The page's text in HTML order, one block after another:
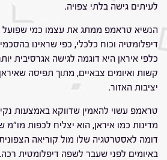
לעיתים גישה בלתי צפויה.
הנשיא טראמפ ממתג את עצמו כמי
דיפלומטיה וכוח כלכלי, כפי שראינו
כלפי איראן היא דוגמה לגישה אגרסיבית
קשות ואיומים צבאיים, מתוך תפיסה
יציבות האזור.
טראמפ עשוי להאמין שדווקא באמצעות
מדינות כמו איראן, הוא יצליח לכפות
דומה לאסטרטגיה שלו מול קוריאה
באיומים לפני שעבר לשפה דיפלומטית רכה.